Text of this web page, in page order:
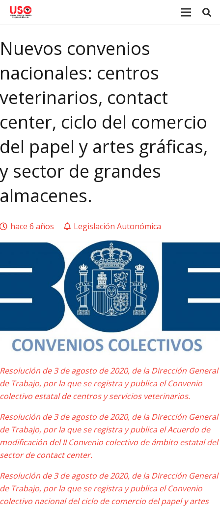
Nuevos convenios
nacionales: centros
veterinarios, contact
center, ciclo del comercio
del papel y artes gráficas,
y sector de grandes
almacenes.
hace 6 años Legislación Autonómica
Resolución de 3 de agosto de 2020, de la Dirección General
de Trabajo, por la que se registra y publica el Convenio
colectivo estatal de centros y servicios veterinarios.
Resolución de 3 de agosto de 2020, de la Dirección General
de Trabajo, por la que se registra y publica el Acuerdo de
modificación del II Convenio colectivo de ámbito estatal del
sector de contact center.
Resolución de 3 de agosto de 2020, de la Dirección General
de Trabajo, por la que se registra y publica el Convenio
colectivo nacional del ciclo de comercio del papel y artes